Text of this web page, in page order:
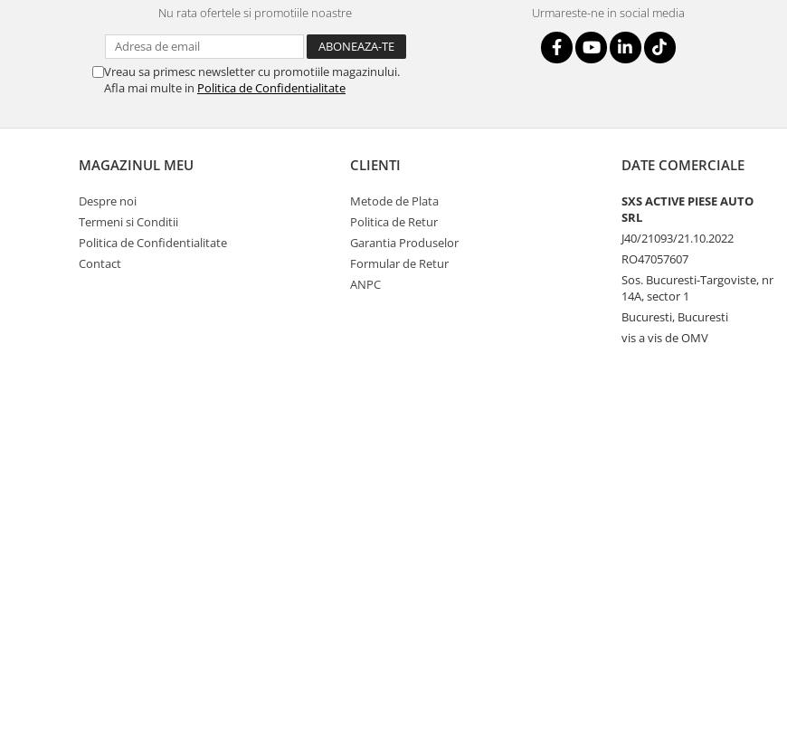
Stergatoare Auto
Electrica si Electronice Auto
LED Omologat RAR
Auxiliare Halogen
Auxiliare LED
Adaptoare LED
Nu rata ofertele si promotiile noastre
Vreau sa primesc newsletter cu promotiile magazinului.
Afla mai multe in Politica de Confidentialitate
Urmareste-ne in social media
MAGAZINUL MEU
Despre noi
Termeni si Conditii
Politica de Confidentialitate
Contact
CLIENTI
Metode de Plata
Politica de Retur
Garantia Produselor
Formular de Retur
ANPC
DATE COMERCIALE
SXS ACTIVE PIESE AUTO
SRL
J40/21093/21.10.2022
RO47057607
Sos. Bucuresti-Targoviste, nr
14A, sector 1
Bucuresti, Bucuresti
vis a vis de OMV